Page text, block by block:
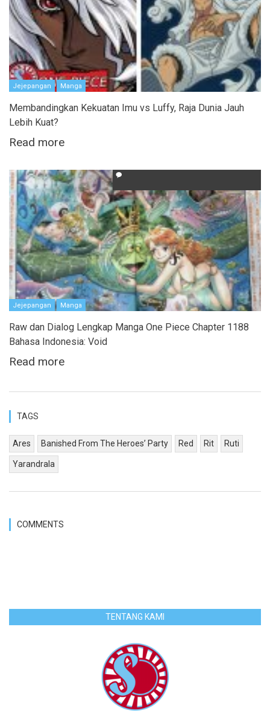
Jejepangan Manga
Membandingkan Kekuatan Imu vs Luffy, Raja Dunia Jauh
Lebih Kuat?
Read more
Jejepangan Manga
Raw dan Dialog Lengkap Manga One Piece Chapter 1188
Bahasa Indonesia: Void
Read more
TAGS
Ares Banished From The Heroes’ Party Red Rit Ruti
Yarandrala
COMMENTS
TENTANG KAMI